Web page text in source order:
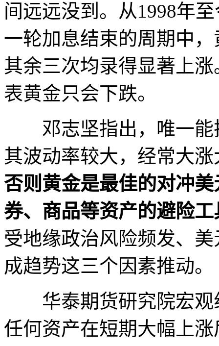
间远远没到。从1998年
一轮加息结束的周期中
其余三次均录得显著上
表黄金只会下跌。
邓志坚指出，唯一能
其波动率较大，经常大涨
否则黄金是最佳的对冲
券、商品等资产的避险工
受地缘政治风险频发、
成趋势这三个因素推动。
华泰期货研究院宏观
任何资产在短期大幅上